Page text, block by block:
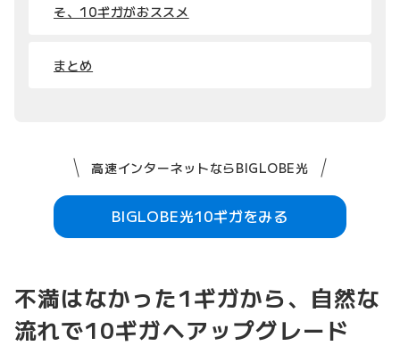
そ、10ギガがおススメ
まとめ
高速インターネットならBIGLOBE光
BIGLOBE光10ギガをみる
不満はなかった1ギガから、自然な
流れで10ギガへアップグレード